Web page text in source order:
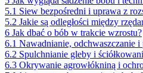
5.1 Siew bezpośredni i uprawa z
5.2 Jakie są odległości między
6 Jak dbać o bób w trakcie wzrostu?
6.1 Nawadnianie, odchwaszczanie i
6.2 Spulchnianie gleby i
6.3 Okrywanie agrowłókniną i